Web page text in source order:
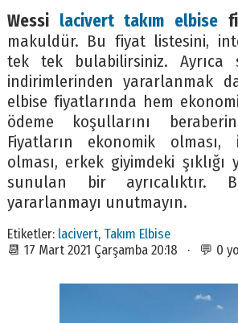
Wessi lacivert takım elbise
makuldür. Bu fiyat listesini,
tek tek bulabilirsiniz. Ayrıca
indirimlerinden yararlanmak
elbise fiyatlarında hem
ödeme koşullarını
Fiyatların ekonomik
olması, erkek giyimdeki şıklığı
sunulan bir ayrıcalıktır.
yararlanmayı unutmayın.
Etiketler: lacivert, Takım Elbise
📆 17 Mart 2021 Çarşamba 20:18 · 💬 0